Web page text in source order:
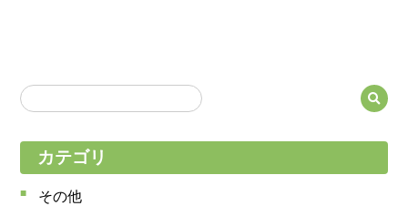
カテゴリ
その他